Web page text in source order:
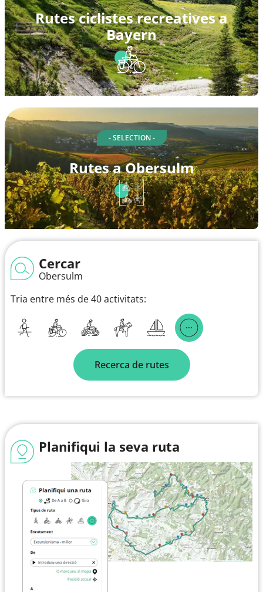
Rutes ciclistes recreatives a
Bayern
- SELECTION -
Rutes a Obersulm
Cercar
Obersulm
Tria entre més de 40 activitats:
Recerca de rutes
Planifiqui la seva ruta